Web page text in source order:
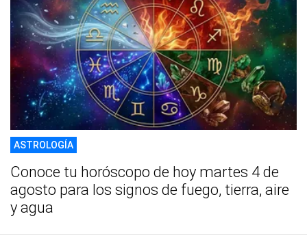
ASTROLOGÍA
Conoce tu horóscopo de hoy martes 4 de
agosto para los signos de fuego, tierra, aire
y agua